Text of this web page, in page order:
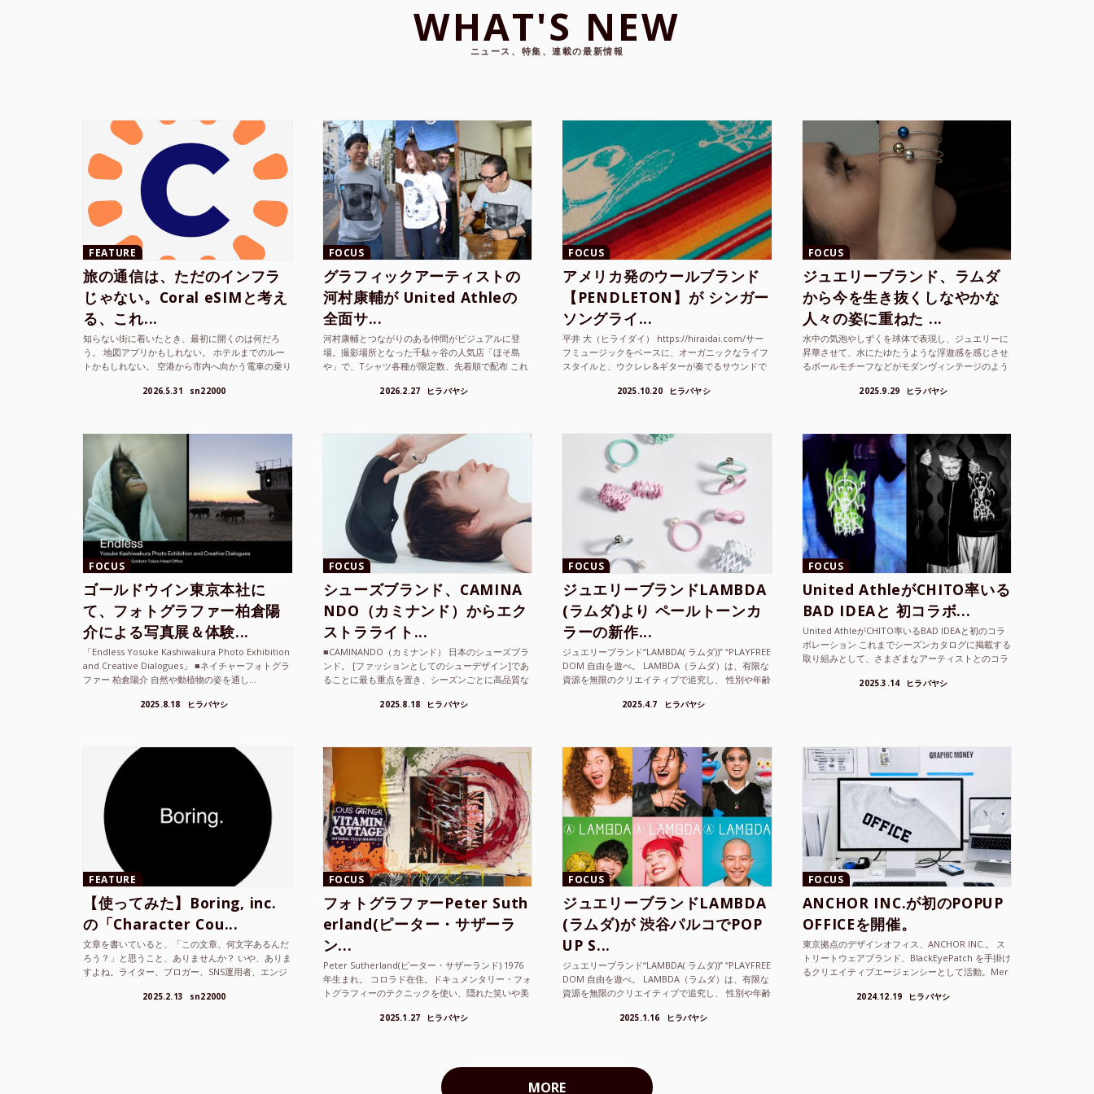
WHAT'S NEW
ニュース、特集、連載の最新情報
FEATURE
旅の通信は、ただのインフラ
じゃない。Coral eSIMと考え
る、これ...
知らない街に着いたとき、最初に開くのは何だろ
う。 地図アプリかもしれない。 ホテルまでのルー
トかもしれない。 空港から市内へ向かう電車の乗り
て、その街の空...2026.5.31 sn22000
FOCUS
グラフィックアーティストの
河村康輔が United Athleの
全面サ...
河村康輔とつながりのある仲間がビジュアルに登
場。撮影場所となった千駄ヶ谷の人気店「ほそ島
や」で、Tシャツ各種が限定数、先着順で配布 これ
2026.2.27 ヒラバヤシ
FOCUS
アメリカ発のウールブランド
【PENDLETON】が シンガー
ソングライ...
平井 大（ヒライダイ） https://hiraidai.com/サー
フミュージックをベースに、オーガニックなライフ
スタイルと、ウクレレ&ギターが奏でるサウンドで
2025.10.20 ヒラバヤシ
FOCUS
ジュエリーブランド、ラムダ
から今を生き抜くしなやかな
人々の姿に重ねた ...
水中の気泡やしずくを球体で表現し、ジュエリーに
昇華させて、水にたゆたうような浮遊感を感じさせ
るボールモチーフなどがモダンヴィンテージのよう
2025.9.29 ヒラバヤシ
FOCUS
ゴールドウイン東京本社に
て、フォトグラファー柏倉陽
介による写真展＆体験...
「Endless Yosuke Kashiwakura Photo Exhibition
and Creative Dialogues」 ■ネイチャーフォトグラ
ファー 柏倉陽介 自然や動植物の姿を通し...
2025.8.18 ヒラバヤシ
FOCUS
シューズブランド、CAMINA
NDO（カミナンド）からエク
ストラライト...
■CAMINANDO（カミナンド） 日本のシューズブラ
ンド。 [ファッションとしてのシューデザイン]であ
ることに最も重点を置き、シーズンごとに高品質な
2025.8.18 ヒラバヤシ
FOCUS
ジュエリーブランドLAMBDA
(ラムダ)より ペールトーンカ
ラーの新作...
ジュエリーブランド“LAMBDA( ラムダ))” “PLAYFREE
DOM 自由を遊べ。 LAMBDA（ラムダ）は、有限な
資源を無限のクリエイティブで追究し、 性別や年齢
2025.4.7 ヒラバヤシ
FOCUS
United AthleがCHITO率いる
BAD IDEAと 初コラボ...
United AthleがCHITO率いるBAD IDEAと初のコラ
ボレーション これまでシーズンカタログに掲載する
取り組みとして、さまざまなアーティストとのコラ
2025.3.14 ヒラバヤシ
FEATURE
【使ってみた】Boring, inc.
の「Character Cou...
文章を書いていると、「この文章、何文字あるんだ
ろう？」と思うこと、ありませんか？ いや、ありま
すよね。ライター、ブロガー、SNS運用者、エンジ
2025.2.13 sn22000
FOCUS
フォトグラファーPeter Suth
erland(ピーター・サザーラ
ン...
Peter Sutherland(ピーター・サザーランド) 1976
年生まれ。 コロラド在住。ドキュメンタリー・フォ
トグラフィーのテクニックを使い、隠れた笑いや美
2025.1.27 ヒラバヤシ
FOCUS
ジュエリーブランドLAMBDA
(ラムダ)が 渋谷パルコでPOP
UP S...
ジュエリーブランド“LAMBDA( ラムダ))” “PLAYFREE
DOM 自由を遊べ。 LAMBDA（ラムダ）は、有限な
資源を無限のクリエイティブで追究し、 性別や年齢
2025.1.16 ヒラバヤシ
FOCUS
ANCHOR INC.が初のPOPUP
OFFICEを開催。
東京拠点のデザインオフィス、ANCHOR INC.。 ス
トリートウェアブランド、BlackEyePatch を手掛け
るクリエイティブエージェンシーとして活動。Mer
2024.12.19 ヒラバヤシ
MORE